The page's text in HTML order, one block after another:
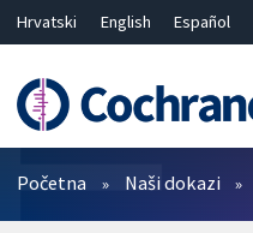
Hrvatski English Español
繁體中文
简体中文
Prečistači
Početna Naši dokazi